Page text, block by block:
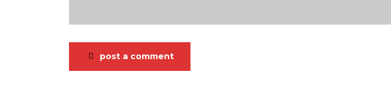
post a comment